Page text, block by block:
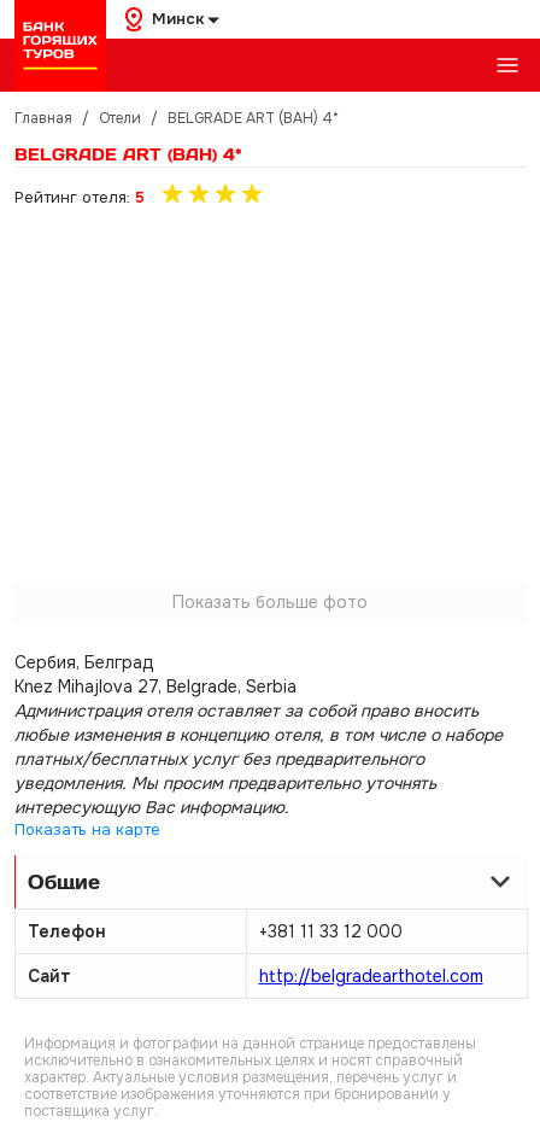
Минск
Главная / Отели / BELGRADE ART (BAH) 4*
BELGRADE ART (BAH) 4*
Рейтинг отеля: 5
Показать больше фото
Сербия, Белград
Knez Mihajlova 27, Belgrade, Serbia
Администрация отеля оставляет за собой право вносить
любые изменения в концепцию отеля, в том числе о наборе
платных/бесплатных услуг без предварительного
уведомления. Мы просим предварительно уточнять
интересующую Вас информацию.
Показать на карте
Общие
Телефон +381 11 33 12 000
Сайт http://belgradearthotel.com
Информация и фотографии на данной странице предоставлены
исключительно в ознакомительных целях и носят справочный
характер. Актуальные условия размещения, перечень услуг и
соответствие изображения уточняются при бронировании у
поставщика услуг.